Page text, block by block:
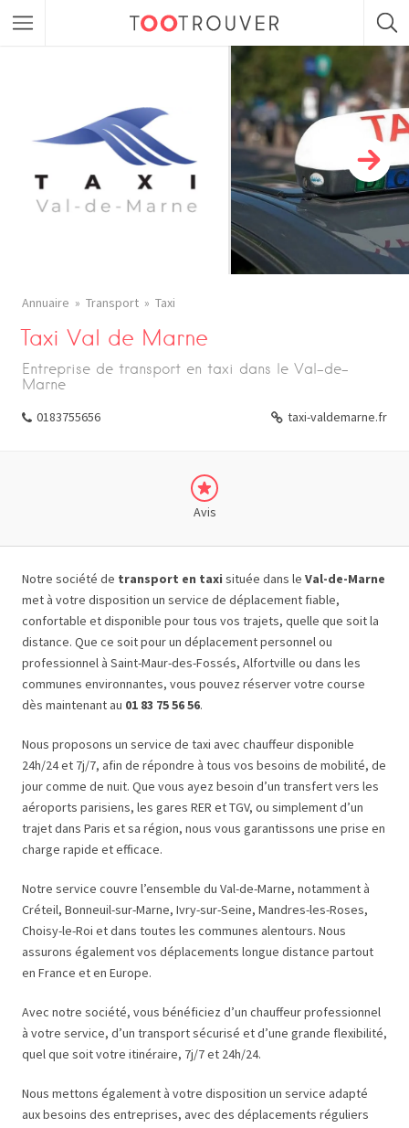
Annuaire Transport Taxi
Taxi Val de Marne
Entreprise de transport en taxi dans le Val-de-
Marne
0183755656 taxi-valdemarne.fr
Avis
Notre société de transport en taxi située dans le Val-de-Marne
met à votre disposition un service de déplacement fiable,
confortable et disponible pour tous vos trajets, quelle que soit la
distance. Que ce soit pour un déplacement personnel ou
professionnel à Saint-Maur-des-Fossés, Alfortville ou dans les
communes environnantes, vous pouvez réserver votre course
dès maintenant au 01 83 75 56 56.
Nous proposons un service de taxi avec chauffeur disponible
24h/24 et 7j/7, afin de répondre à tous vos besoins de mobilité, de
jour comme de nuit. Que vous ayez besoin d’un transfert vers les
aéroports parisiens, les gares RER et TGV, ou simplement d’un
trajet dans Paris et sa région, nous vous garantissons une prise en
charge rapide et efficace.
Notre service couvre l’ensemble du Val-de-Marne, notamment à
Créteil, Bonneuil-sur-Marne, Ivry-sur-Seine, Mandres-les-Roses,
Choisy-le-Roi et dans toutes les communes alentours. Nous
assurons également vos déplacements longue distance partout
en France et en Europe.
Avec notre société, vous bénéficiez d’un chauffeur professionnel
à votre service, d’un transport sécurisé et d’une grande flexibilité,
quel que soit votre itinéraire, 7j/7 et 24h/24.
Nous mettons également à votre disposition un service adapté
aux besoins des entreprises, avec des déplacements réguliers